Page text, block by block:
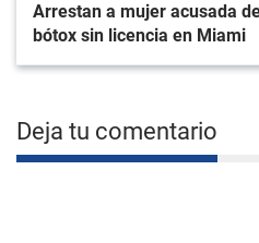
Arrestan a mujer acusada
bótox sin licencia en Miami
Deja tu comentario